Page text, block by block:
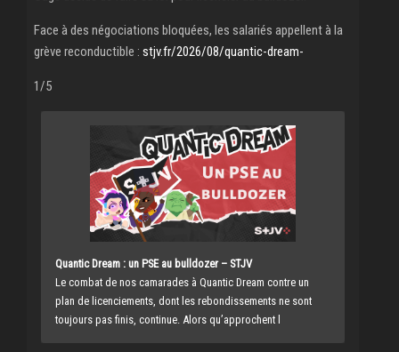
Face à des négociations bloquées, les salariés appellent à la
grève reconductible : stjv.fr/2026/08/quantic-dream-
1/5
Quantic Dream : un PSE au bulldozer – STJV
Le combat de nos camarades à Quantic Dream contre un
plan de licenciements, dont les rebondissements ne sont
toujours pas finis, continue. Alors qu’approchent l